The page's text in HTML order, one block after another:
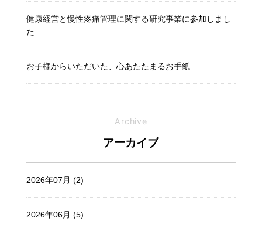
健康経営と慢性疼痛管理に関する研究事業に参加しまし
た
お子様からいただいた、心あたたまるお手紙
Archive
アーカイブ
2026年07月 (2)
2026年06月 (5)